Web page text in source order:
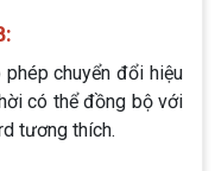
phép chuyển đổi hiệu
có thể đồng bộ với
tương thích.